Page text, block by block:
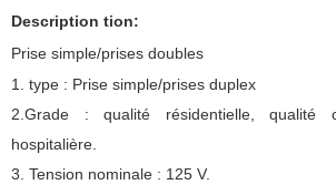
Description tion:
Prise simple/prises doubles
1. type : Prise simple/prises duplex
2.Grade : qualité résidentielle, qualité
hospitalière.
3. Tension nominale : 125 V.